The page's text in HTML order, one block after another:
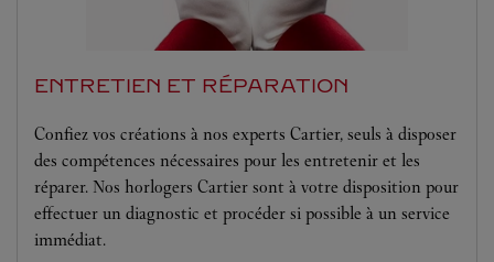
ENTRETIEN ET RÉPARATION
Confiez vos créations à nos experts Cartier, seuls à disposer
des compétences nécessaires pour les entretenir et les
réparer. Nos horlogers Cartier sont à votre disposition pour
effectuer un diagnostic et procéder si possible à un service
immédiat.